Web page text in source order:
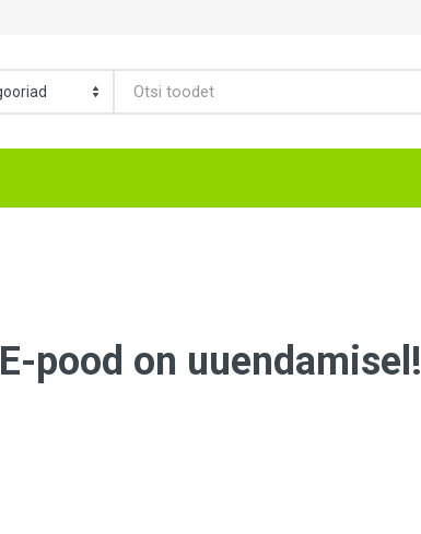
E-pood on uuendamisel!